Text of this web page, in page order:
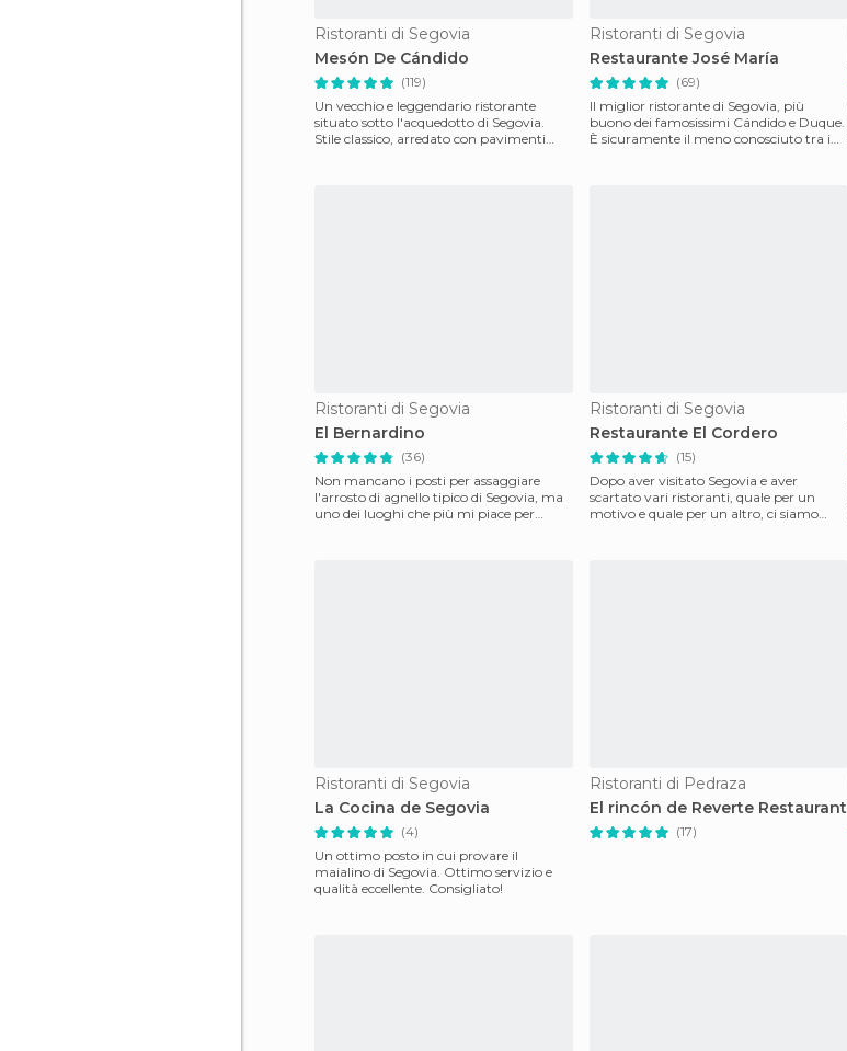
Ristoranti di Segovia
Mesón De Cándido
(119)
Un vecchio e leggendario ristorante
situato sotto l'acquedotto di Segovia.
Stile classico, arredato con pavimenti
Ristoranti di Segovia
Restaurante José María
(69)
Il miglior ristorante di Segovia, più
buono dei famosissimi Cándido e Duque.
È sicuramente il meno conosciuto tra i
Ristoranti di Segovia
El Bernardino
(36)
Non mancano i posti per assaggiare
l'arrosto di agnello tipico di Segovia, ma
uno dei luoghi che più mi piace per
Ristoranti di Segovia
Restaurante El Cordero
(15)
Dopo aver visitato Segovia e aver
scartato vari ristoranti, quale per un
motivo e quale per un altro, ci siamo
Ristoranti di Segovia
La Cocina de Segovia
(4)
Un ottimo posto in cui provare il
maialino di Segovia. Ottimo servizio e
qualità eccellente. Consigliato!
Ristoranti di Pedraza
El rincón de Reverte Restaurant
(17)